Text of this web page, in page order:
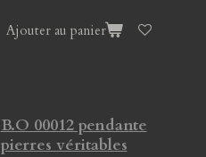
Ajouter au panier
B.O 00012 pendante
pierres véritables